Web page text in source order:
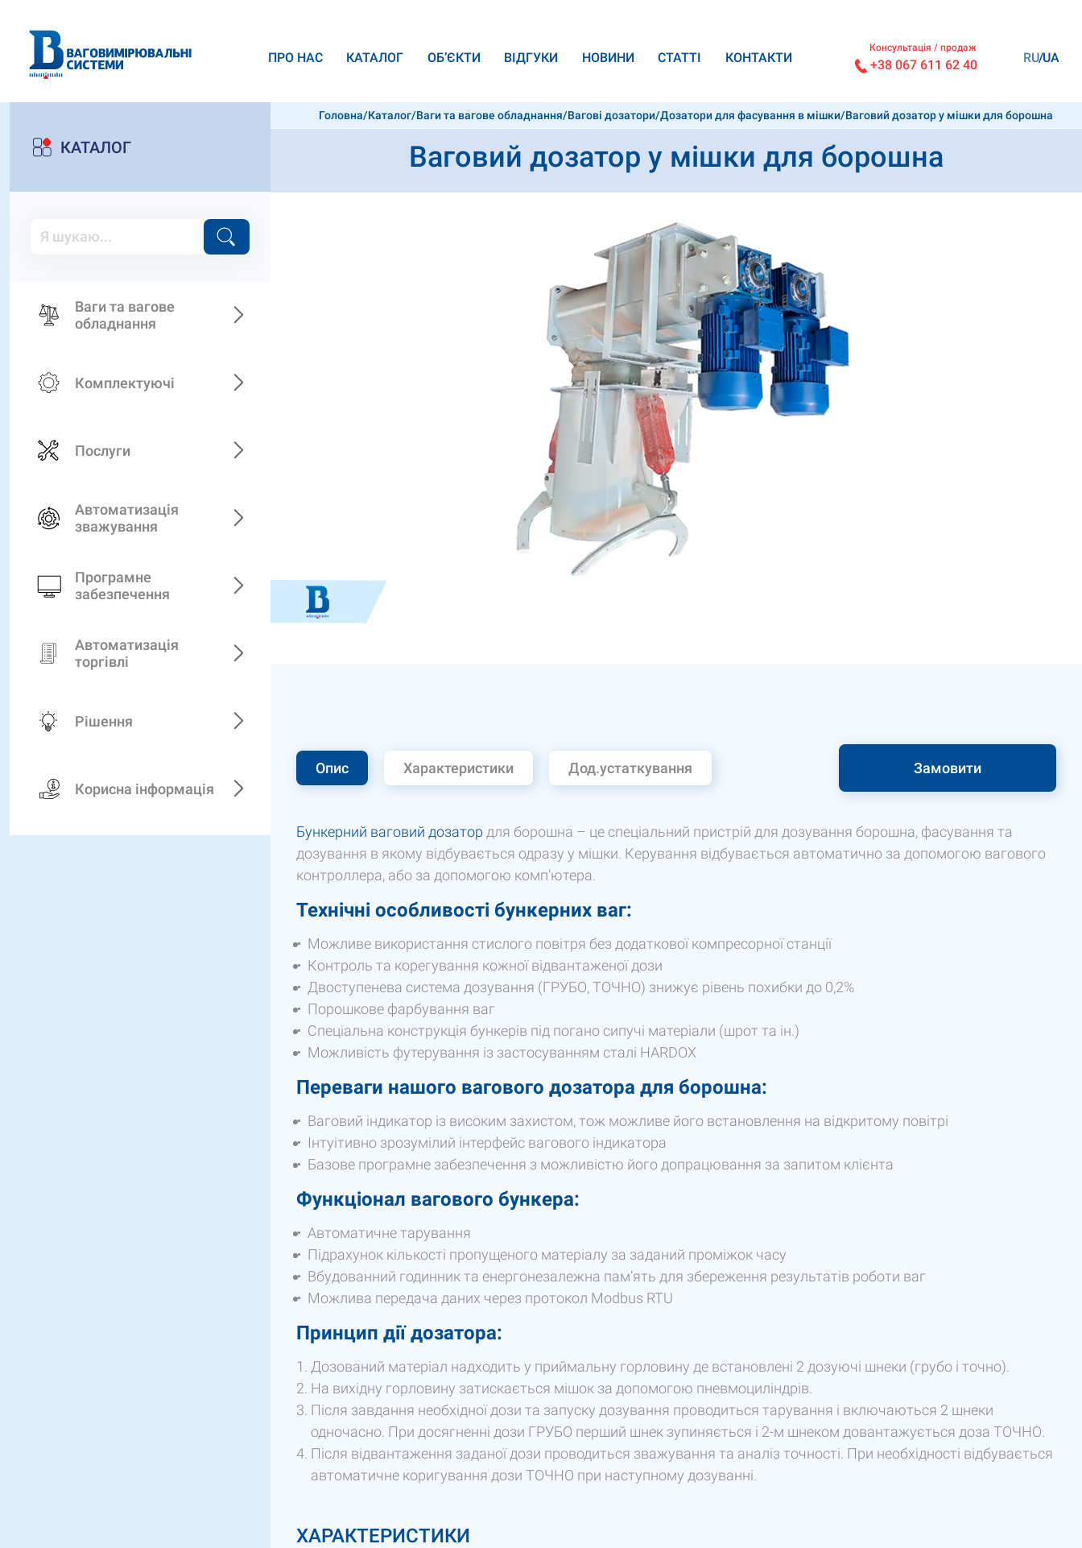
ПРО НАС КАТАЛОГ ОБ’ЄКТИ ВІДГУКИ НОВИНИ СТАТТІ КОНТАКТИ
Консультація / продаж
+38 067 611 62 40 RU UA
КАТАЛОГ
Ваги та вагове
обладнання
Комплектуючі
Послуги
Автоматизація
зважування
Програмне
забезпечення
Автоматизація
торгівлі
Рішення
Корисна інформація
Головна/Каталог/Ваги та вагове обладнання/Вагові дозатори/Дозатори для фасування в мішки/Ваговий дозатор у мішки для борошна
Ваговий дозатор у мішки для борошна
Опис Характеристики Дод.устаткування Замовити
Бункерний ваговий дозатор для борошна – це спеціальний пристрій для дозування борошна, фасування та
дозування в якому відбувається одразу у мішки. Керування відбувається автоматично за допомогою вагового
контроллера, або за допомогою комп’ютера.
Технічні особливості бункерних ваг:
Можливе використання стислого повітря без додаткової компресорної станції
Контроль та корегування кожної відвантаженої дози
Двоступенева система дозування (ГРУБО, ТОЧНО) знижує рівень похибки до 0,2%
Порошкове фарбування ваг
Спеціальна конструкція бункерів під погано сипучі матеріали (шрот та ін.)
Можливість футерування із застосуванням сталі HARDOX
Переваги нашого вагового дозатора для борошна:
Ваговий індикатор із високим захистом, тож можливе його встановлення на відкритому повітрі
Інтуітивно зрозумілий інтерфейс вагового індикатора
Базове програмне забезпечення з можливістю його допрацювання за запитом клієнта
Функціонал вагового бункера:
Автоматичне тарування
Підрахунок кількості пропущеного матеріалу за заданий проміжок часу
Вбудованний годинник та енергонезалежна пам’ять для збереження результатів роботи ваг
Можлива передача даних через протокол Modbus RTU
Принцип дії дозатора:
Дозований матеріал надходить у приймальну горловину де встановлені 2 дозуючі шнеки (грубо і точно).
На вихідну горловину затискається мішок за допомогою пневмоциліндрів.
Після завдання необхідної дози та запуску дозування проводиться тарування і включаються 2 шнеки
одночасно. При досягненні дози ГРУБО перший шнек зупиняється і 2-м шнеком довантажується доза ТОЧНО.
Після відвантаження заданої дози проводиться зважування та аналіз точності. При необхідності відбувається
автоматичне коригування дози ТОЧНО при наступному дозуванні.
ХАРАКТЕРИСТИКИ